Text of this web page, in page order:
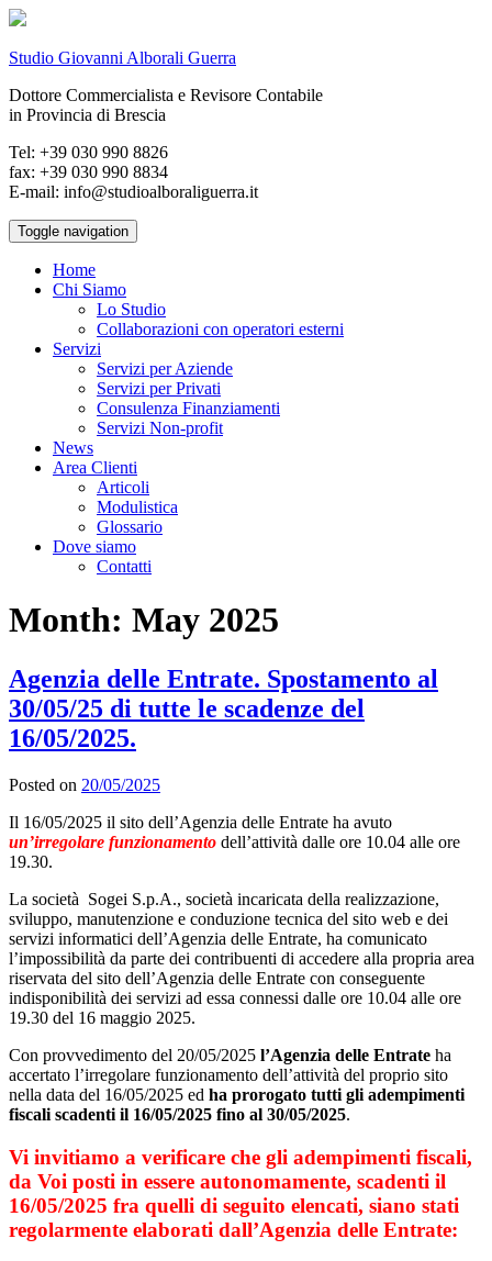
Studio Giovanni Alborali Guerra
Dottore Commercialista e Revisore Contabile
in Provincia di Brescia
Tel: +39 030 990 8826
fax: +39 030 990 8834
E-mail: info@studioalboraliguerra.it
Toggle navigation
Home
Chi Siamo
Lo Studio
Collaborazioni con operatori esterni
Servizi
Servizi per Aziende
Servizi per Privati
Consulenza Finanziamenti
Servizi Non-profit
News
Area Clienti
Articoli
Modulistica
Glossario
Dove siamo
Contatti
Month: May 2025
Agenzia delle Entrate. Spostamento al
30/05/25 di tutte le scadenze del
16/05/2025.
Posted on 20/05/2025
Il 16/05/2025 il sito dell’Agenzia delle Entrate ha avuto
un’irregolare funzionamento dell’attività dalle ore 10.04 alle ore
19.30.
La società Sogei S.p.A., società incaricata della realizzazione,
sviluppo, manutenzione e conduzione tecnica del sito web e dei
servizi informatici dell’Agenzia delle Entrate, ha comunicato
l’impossibilità da parte dei contribuenti di accedere alla propria area
riservata del sito dell’Agenzia delle Entrate con conseguente
indisponibilità dei servizi ad essa connessi dalle ore 10.04 alle ore
19.30 del 16 maggio 2025.
Con provvedimento del 20/05/2025 l’Agenzia delle Entrate ha
accertato l’irregolare funzionamento dell’attività del proprio sito
nella data del 16/05/2025 ed ha prorogato tutti gli adempimenti
fiscali scadenti il 16/05/2025 fino al 30/05/2025.
Vi invitiamo a verificare che gli adempimenti fiscali,
da Voi posti in essere autonomamente, scadenti il
16/05/2025 fra quelli di seguito elencati, siano stati
regolarmente elaborati dall’Agenzia delle Entrate: